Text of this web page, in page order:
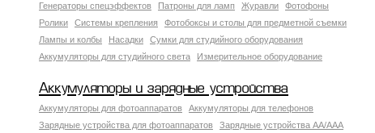
Генераторы спецэффектов
Патроны для ламп Журавли
Фотофоны
Ролики
Системы крепления
Фотобоксы и столы для предметной съемки
Лампы и колбы
Насадки
Сумки для студийного оборудования
Аккумуляторы для студийного света
Измерительное оборудование
Аккумуляторы и зарядные устройства
Аккумуляторы для фотоаппаратов
Аккумуляторы для телефонов
Зарядные устройства для фотоаппаратов
Зарядные устройства AA/AAA